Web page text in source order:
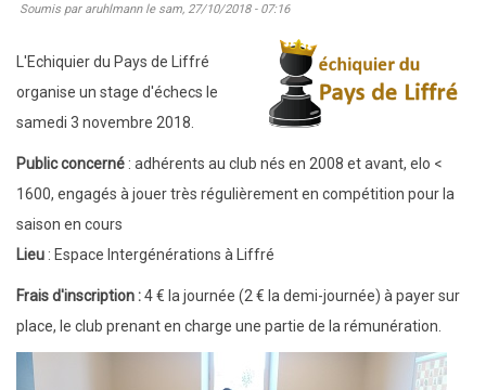
stage
compétition
Soumis par aruhlmannle sam, 27/10/2018 - 07:16
L'Echiquier du Pays de Liffré
organise un stage d'échecs le
samedi 3 novembre 2018.
Public concerné : adhérents au club nés en 2008 et avant, elo <
1600, engagés à jouer très régulièrement en compétition pour la
saison en cours
Lieu : Espace Intergénérations à Liffré
Frais d'inscription :4 € la journée (2 € la demi-journée) à payer sur
place, le club prenant en charge une partie de la rémunération.